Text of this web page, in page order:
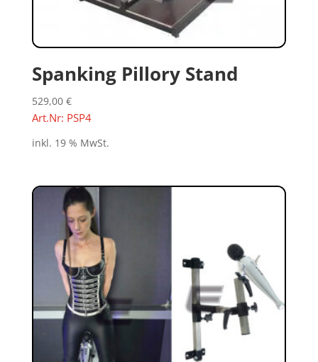
Spanking Pillory Stand
529,00 €
Art.Nr: PSP4
inkl. 19 % MwSt.